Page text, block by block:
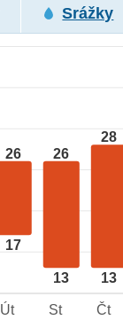
Srážky
26
17
26
13
28
13
Út St Čt